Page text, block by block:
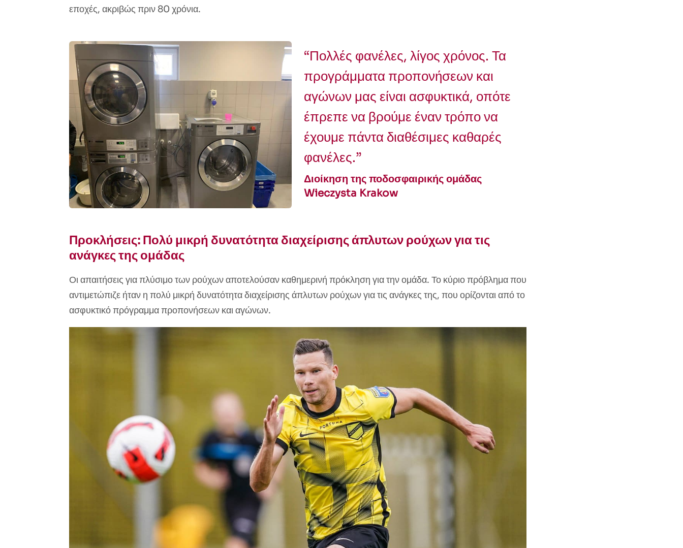
εποχές, ακριβώς πριν 80 χρόνια.
“Πολλές φανέλες, λίγος χρόνος. Τα
προγράμματα προπονήσεων και
αγώνων μας είναι ασφυκτικά, οπότε
έπρεπε να βρούμε έναν τρόπο να
έχουμε πάντα διαθέσιμες καθαρές
φανέλες.”
Διοίκηση της ποδοσφαιρικής ομάδας
Wieczysta Krakow
Προκλήσεις: Πολύ μικρή δυνατότητα διαχείρισης άπλυτων ρούχων για τις
ανάγκες της ομάδας
Οι απαιτήσεις για πλύσιμο των ρούχων αποτελούσαν καθημερινή πρόκληση για την ομάδα. Το κύριο πρόβλημα που
αντιμετώπιζε ήταν η πολύ μικρή δυνατότητα διαχείρισης άπλυτων ρούχων για τις ανάγκες της, που ορίζονται από το
ασφυκτικό πρόγραμμα προπονήσεων και αγώνων.